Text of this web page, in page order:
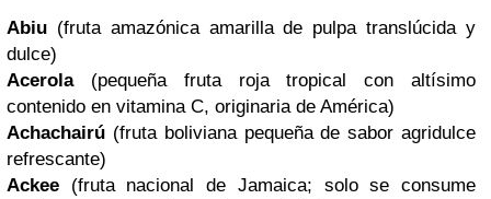
Abiu (fruta amazónica amarilla de pulpa translúcida y
dulce)
Acerola (pequeña fruta roja tropical con altísimo
contenido en vitamina C, originaria de América)
Achachairú (fruta boliviana pequeña de sabor agridulce
refrescante)
Ackee (fruta nacional de Jamaica; solo se consume